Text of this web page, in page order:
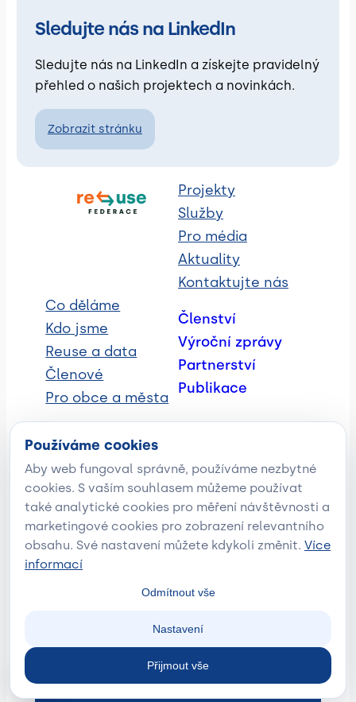
Sledujte nás na LinkedIn
Sledujte nás na LinkedIn a získejte pravidelný
přehled o našich projektech a novinkách.
Zobrazit stránku
Projekty
Služby
Pro média
Aktuality
Kontaktujte nás
Co děláme
Kdo jsme
Reuse a data
Členové
Pro obce a města
Členství
Výroční zprávy
Partnerství
Publikace
Facebook
Instagram
LinkedIn
YouTube
info@reusefederace.cz
© Reuse federace |Zásady ochrany osobních
Používáme cookies
Aby web fungoval správně, používáme nezbytné
cookies. S vaším souhlasem můžeme používat
také analytické cookies pro měření návštěvnosti a
marketingové cookies pro zobrazení relevantního
obsahu. Své nastavení můžete kdykoli změnit. Více
informací
Odmítnout vše
Nastavení
Přijmout vše